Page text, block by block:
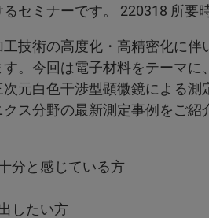
セミナーです。 220318 所要
工技術の高度化・高精密化に
。今回は電子材料をテーマに
元白色干渉型顕微鏡による
ス分野の最新測定事例をご紹
分と感じている方
したい方